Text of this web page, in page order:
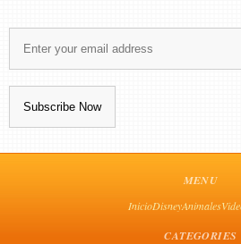
MENU
InicioDisneyAnimales
CATEGORIES